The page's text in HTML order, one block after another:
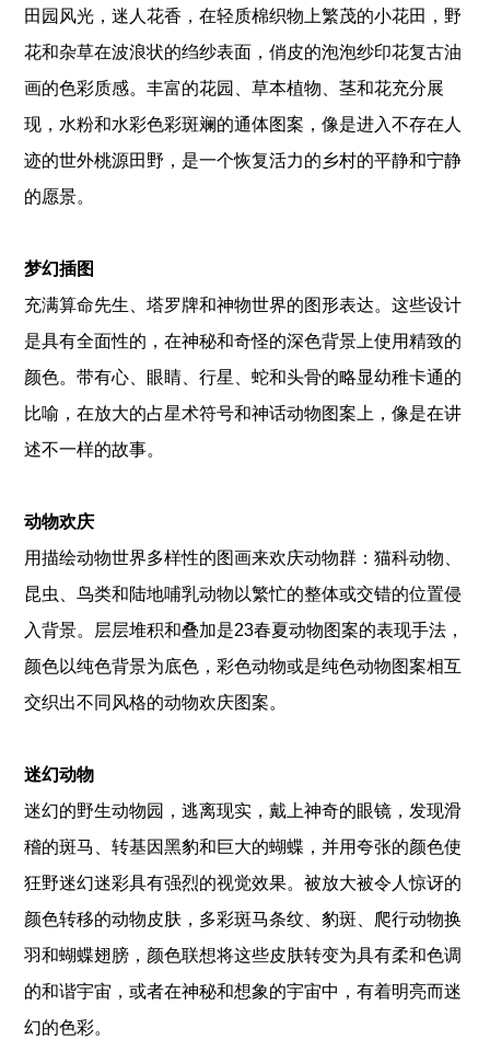
田园风光，迷人花香，在轻质棉织物上繁茂的小花田，野
花和杂草在波浪状的绉纱表面，俏皮的泡泡纱印花复古油
画的色彩质感。丰富的花园、草本植物、茎和花充分展
现，水粉和水彩色彩斑斓的通体图案，像是进入不存在人
迹的世外桃源田野，是一个恢复活力的乡村的平静和宁静
的愿景。
梦幻插图
充满算命先生、塔罗牌和神物世界的图形表达。这些设计
是具有全面性的，在神秘和奇怪的深色背景上使用精致的
颜色。带有心、眼睛、行星、蛇和头骨的略显幼稚卡通的
比喻，在放大的占星术符号和神话动物图案上，像是在讲
述不一样的故事。
动物欢庆
用描绘动物世界多样性的图画来欢庆动物群：猫科动物、
昆虫、鸟类和陆地哺乳动物以繁忙的整体或交错的位置侵
入背景。层层堆积和叠加是23春夏动物图案的表现手法，
颜色以纯色背景为底色，彩色动物或是纯色动物图案相互
交织出不同风格的动物欢庆图案。
迷幻动物
迷幻的野生动物园，逃离现实，戴上神奇的眼镜，发现滑
稽的斑马、转基因黑豹和巨大的蝴蝶，并用夸张的颜色使
狂野迷幻迷彩具有强烈的视觉效果。被放大被令人惊讶的
颜色转移的动物皮肤，多彩斑马条纹、豹斑、爬行动物换
羽和蝴蝶翅膀，颜色联想将这些皮肤转变为具有柔和色调
的和谐宇宙，或者在神秘和想象的宇宙中，有着明亮而迷
幻的色彩。